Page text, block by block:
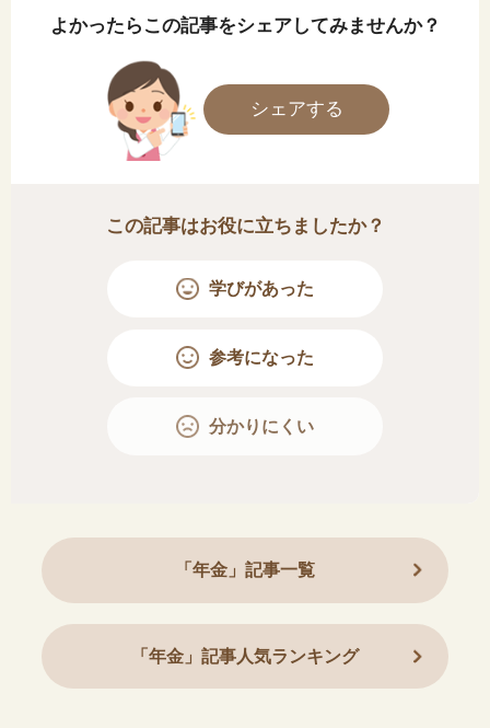
よかったらこの記事をシェアしてみませんか？
シェアする
この記事はお役に立ちましたか？
学びがあった
参考になった
分かりにくい
「年金」記事一覧
「年金」記事人気ランキング